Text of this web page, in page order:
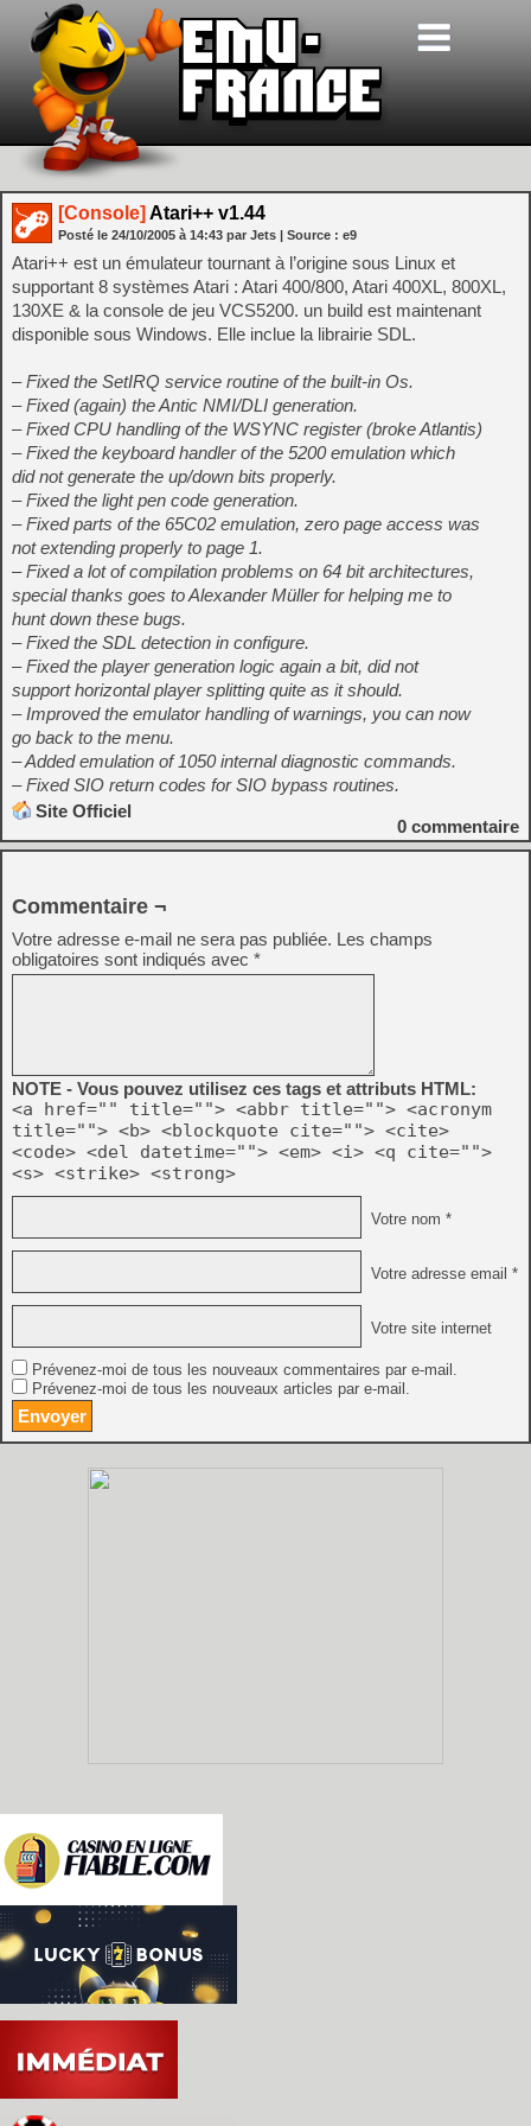
[Console] Atari++ v1.44
Posté le 24/10/2005 à 14:43 par Jets | Source : e9
Atari++ est un émulateur tournant à l’origine sous Linux et
supportant 8 systèmes Atari : Atari 400/800, Atari 400XL, 800XL,
130XE & la console de jeu VCS5200. un build est maintenant
disponible sous Windows. Elle inclue la librairie SDL.
– Fixed the SetIRQ service routine of the built-in Os.
– Fixed (again) the Antic NMI/DLI generation.
– Fixed CPU handling of the WSYNC register (broke Atlantis)
– Fixed the keyboard handler of the 5200 emulation which
did not generate the up/down bits properly.
– Fixed the light pen code generation.
– Fixed parts of the 65C02 emulation, zero page access was
not extending properly to page 1.
– Fixed a lot of compilation problems on 64 bit architectures,
special thanks goes to Alexander Müller for helping me to
hunt down these bugs.
– Fixed the SDL detection in configure.
– Fixed the player generation logic again a bit, did not
support horizontal player splitting quite as it should.
– Improved the emulator handling of warnings, you can now
go back to the menu.
– Added emulation of 1050 internal diagnostic commands.
– Fixed SIO return codes for SIO bypass routines.
Site Officiel
0 commentaire
Commentaire ¬
Votre adresse e-mail ne sera pas publiée. Les champs
obligatoires sont indiqués avec *
NOTE - Vous pouvez utilisez ces tags et attributs HTML:
<a href="" title=""> <abbr title=""> <acronym
title=""> <b> <blockquote cite=""> <cite>
<code> <del datetime=""> <em> <i> <q cite="">
<s> <strike> <strong>
Votre nom *
Votre adresse email *
Votre site internet
Prévenez-moi de tous les nouveaux commentaires par e-mail.
Prévenez-moi de tous les nouveaux articles par e-mail.